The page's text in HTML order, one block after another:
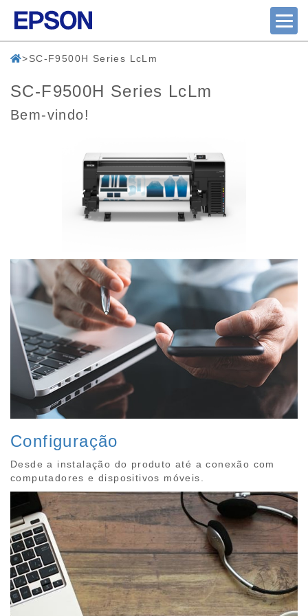
SC-F9500H Series LcLm
SC-F9500H Series LcLm
Bem-vindo!
Configuração
Desde a instalação do produto até a conexão com
computadores e dispositivos móveis.